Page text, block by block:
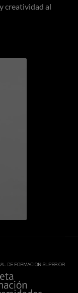
creatividad al